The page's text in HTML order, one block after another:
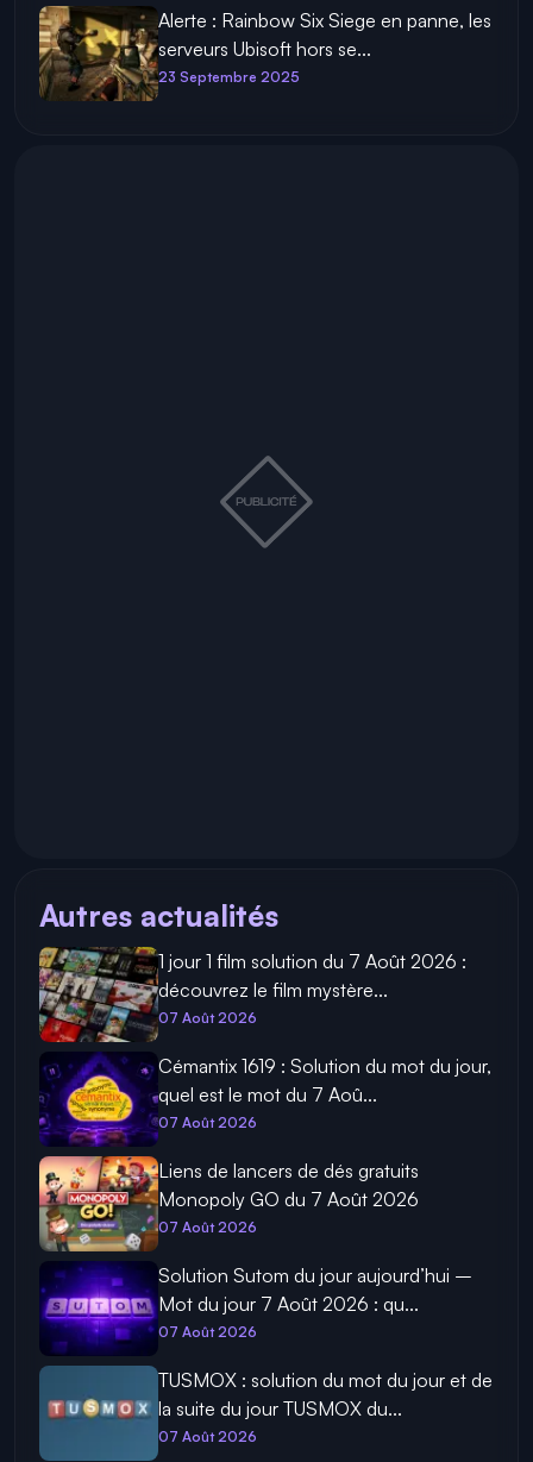
Alerte : Rainbow Six Siege en panne, les
serveurs Ubisoft hors se...
23 Septembre 2025
Autres actualités
1 jour 1 film solution du 7 Août 2026 :
découvrez le film mystère...
07 Août 2026
Cémantix 1619 : Solution du mot du jour,
quel est le mot du 7 Aoû...
07 Août 2026
Liens de lancers de dés gratuits
Monopoly GO du 7 Août 2026
07 Août 2026
Solution Sutom du jour aujourd’hui –
Mot du jour 7 Août 2026 : qu...
07 Août 2026
TUSMOX : solution du mot du jour et de
la suite du jour TUSMOX du...
07 Août 2026